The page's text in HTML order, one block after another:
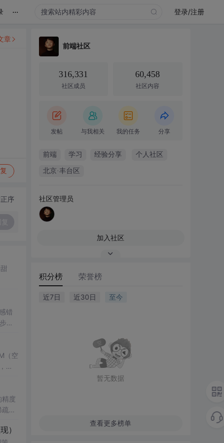
... 登录/注册
章
序
错
保
（空
结
度
数
研
）
前端社区
316,331
社区成员
60,458
社区内容
发帖 与我相关 我的任务 分享
前端 学习 经验分享 个人社区
北京·丰台区
社区管理员
加入社区
积分榜 荣誉榜
近7日 近30日 至今
暂无数据
查看更多榜单